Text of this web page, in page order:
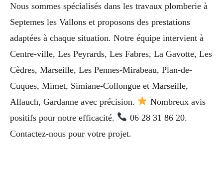
Nous sommes spécialisés dans les travaux plomberie à
Septemes les Vallons et proposons des prestations
adaptées à chaque situation. Notre équipe intervient à
Centre-ville, Les Peyrards, Les Fabres, La Gavotte, Les
Cèdres, Marseille, Les Pennes-Mirabeau, Plan-de-
Cuques, Mimet, Simiane-Collongue et Marseille,
Allauch, Gardanne avec précision.
Nombreux avis
positifs pour notre efficacité.
06 28 31 86 20.
Contactez-nous pour votre projet.